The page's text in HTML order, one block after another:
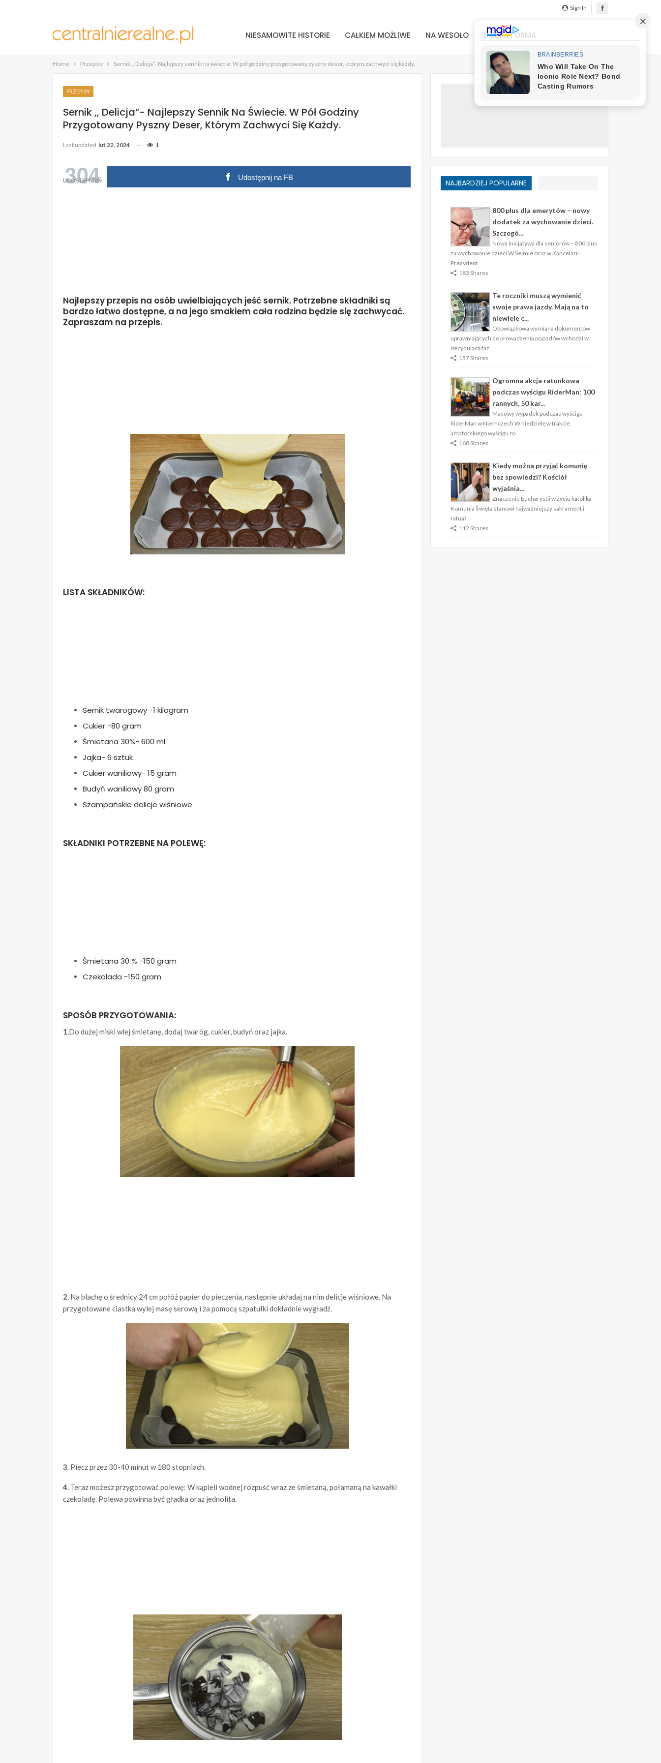
Sign In
NIESAMOWITE HISTORIE CAŁKIEM MOŻLIWE NA WESOŁO DOBRA FORMA
Home Przepisy Sernik ,, Delicja”- Najlepszy sennik na świecie. W pół godziny przygotowany pyszny deser, którym zachwyci się każdy.
PRZEPISY
Sernik ,, Delicja”- Najlepszy Sennik Na Świecie. W Pół Godziny
Przygotowany Pyszny Deser, Którym Zachwyci Się Każdy.
Last updated lut 22, 2024 1
304
UDOSTĘPNIEŃ Udostępnij na FB
Najlepszy przepis na osób uwielbiających jeść sernik. Potrzebne składniki są
bardzo łatwo dostępne, a na jego smakiem cała rodzina będzie się zachwycać.
Zapraszam na przepis.
LISTA SKŁADNIKÓW:
Sernik twarogowy -1 kilogram
Cukier -80 gram
Śmietana 30%- 600 ml
Jajka- 6 sztuk
Cukier waniliowy- 15 gram
Budyń waniliowy 80 gram
Szampańskie delicje wiśniowe
SKŁADNIKI POTRZEBNE NA POLEWĘ:
Śmietana 30 % -150 gram
Czekolada -150 gram
SPOSÓB PRZYGOTOWANIA:
1.Do dużej miski wlej śmietanę, dodaj twaróg, cukier, budyń oraz jajka.
2. Na blachę o średnicy 24 cm połóż papier do pieczenia, następnie układaj na nim delicje wiśniowe. Na
przygotowane ciastka wylej masę serową i za pomocą szpatułki dokładnie wygładź.
3. Piecz przez 30-40 minut w 180 stopniach.
4. Teraz możesz przygotować polewę: W kąpieli wodnej rozpuść wraz ze śmietaną, połamaną na kawałki
czekoladę. Polewa powinna być gładka oraz jednolita.
NAJBARDZIEJ POPULARNE
800 plus dla emerytów – nowy
dodatek za wychowanie dzieci.
Szczegó...
Nowa inicjatywa dla seniorów – 800 plus
za wychowanie dzieci W Sejmie oraz w Kancelarii
Prezydent
183 Shares
Te roczniki muszą wymienić
swoje prawa jazdy. Mają na to
niewiele c...
Obowiązkowa wymiana dokumentów
uprawniających do prowadzenia pojazdów wchodzi w
decydującą faz
157 Shares
Ogromna akcja ratunkowa
podczas wyścigu RiderMan: 100
rannych, 50 kar...
Masowy wypadek podczas wyścigu
RiderMan w Niemczech W niedzielę w trakcie
amatorskiego wyścigu ro
168 Shares
Kiedy można przyjąć komunię
bez spowiedzi? Kościół
wyjaśnia...
Znaczenie Eucharystii w życiu katolika
Komunia Święta stanowi najważniejszy sakrament i
rytuał
112 Shares